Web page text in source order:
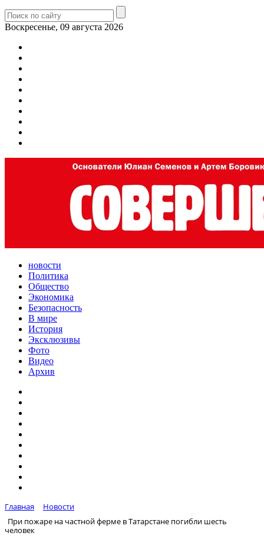
Воскресенье, 09 августа 2026
новости
Политика
Общество
Экономика
Безопасность
В мире
История
Эксклюзивы
Фото
Видео
Архив
Главная
Новости
При пожаре на частной ферме в Татарстане погибли шесть
человек